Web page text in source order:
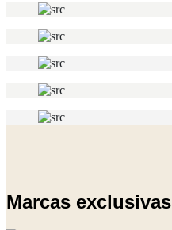
Marcas exclusivas